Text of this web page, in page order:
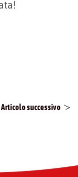
Articolo successivo